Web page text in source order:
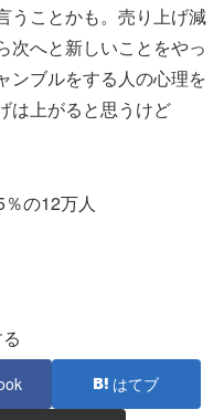
うことかも。売り上げ減
次へと新しいことをやっ
ンブルをする人の心理を
は上がると思うけど
の12万人
はてブ